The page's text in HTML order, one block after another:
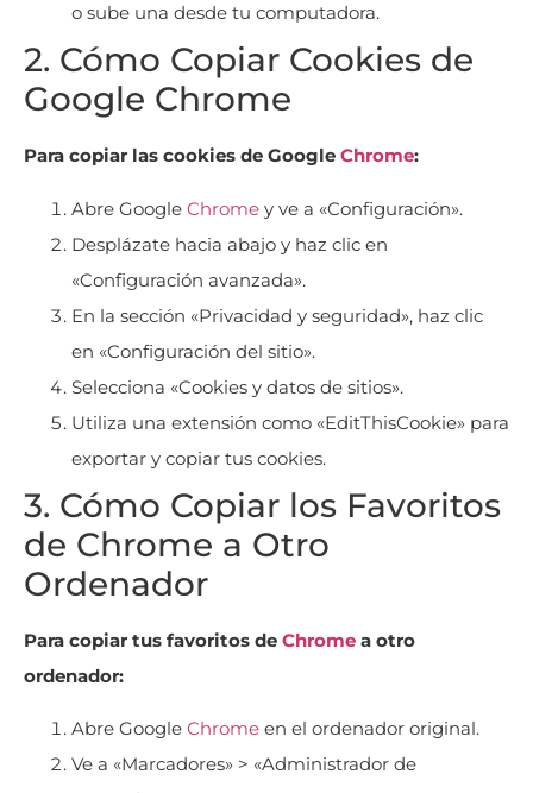
o sube una desde tu computadora.
2. Cómo Copiar Cookies de
Google Chrome
Para copiar las cookies de Google Chrome:
Abre Google Chrome y ve a «Configuración».
Desplázate hacia abajo y haz clic en
«Configuración avanzada».
En la sección «Privacidad y seguridad», haz clic
en «Configuración del sitio».
Selecciona «Cookies y datos de sitios».
Utiliza una extensión como «EditThisCookie» para
exportar y copiar tus cookies.
3. Cómo Copiar los Favoritos
de Chrome a Otro
Ordenador
Para copiar tus favoritos de Chrome a otro
ordenador:
Abre Google Chrome en el ordenador original.
Ve a «Marcadores» > «Administrador de